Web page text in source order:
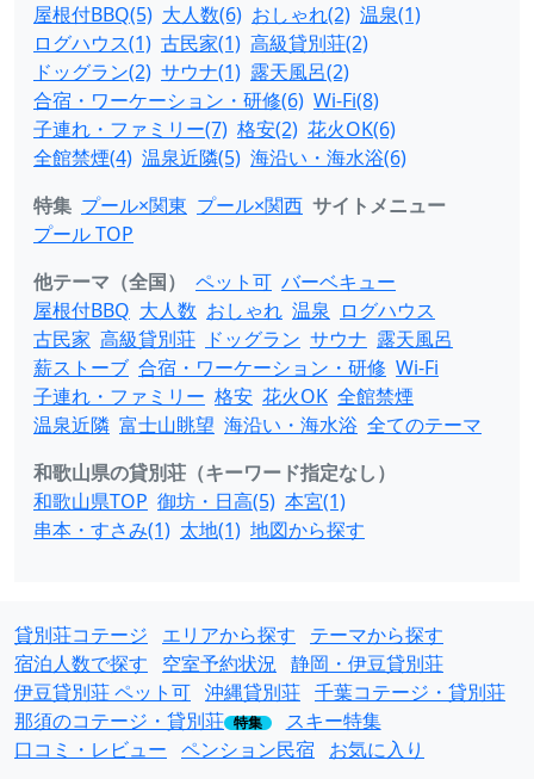
屋根付BBQ(5) 大人数(6) おしゃれ(2) 温泉(1)
ログハウス(1) 古民家(1) 高級貸別荘(2)
ドッグラン(2) サウナ(1) 露天風呂(2)
合宿・ワーケーション・研修(6) Wi-Fi(8)
子連れ・ファミリー(7) 格安(2) 花火OK(6)
全館禁煙(4) 温泉近隣(5) 海沿い・海水浴(6)
特集 プール×関東 プール×関西 サイトメニュー
プール TOP
他テーマ（全国）
ペット可 バーベキュー
屋根付BBQ 大人数 おしゃれ 温泉 ログハウス
古民家 高級貸別荘 ドッグラン サウナ 露天風呂
薪ストーブ 合宿・ワーケーション・研修 Wi-Fi
子連れ・ファミリー 格安 花火OK 全館禁煙
温泉近隣 富士山眺望 海沿い・海水浴 全てのテーマ
和歌山県の貸別荘（キーワード指定なし）
和歌山県TOP 御坊・日高(5) 本宮(1)
串本・すさみ(1) 太地(1) 地図から探す
貸別荘コテージ エリアから探す
テーマから探す
宿泊人数で探す
空室予約状況 静岡・伊豆貸別荘
伊豆貸別荘 ペット可 沖縄貸別荘 千葉コテージ・貸別荘
那須のコテージ・貸別荘 特集
スキー特集
口コミ・レビュー ペンション民宿 お気に入り